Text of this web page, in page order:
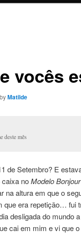
vocês
byMatilde
deste mês
de Setembro? E
noModelo
na altura em que o
que era repetição… fui
desligada do mundo
cai em mim e vi que